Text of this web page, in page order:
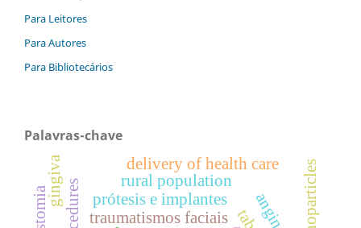
Para Leitores
Para Autores
Para Bibliotecários
Palavras-chave
traumatismos faciais
prótesis e implantes
rural population nanoparticles
delivery of health care
gingiva